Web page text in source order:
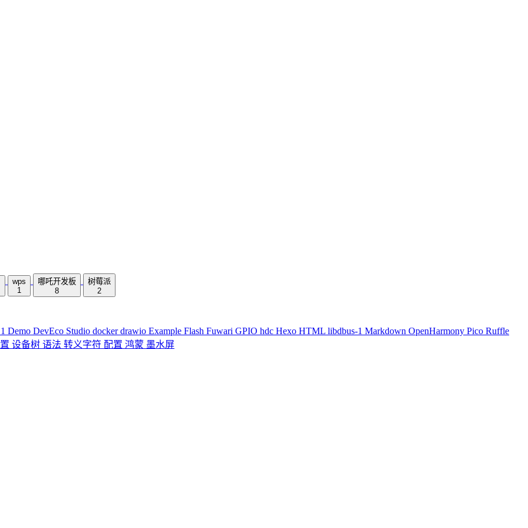
wps
1
哪吒开发板
8
树莓派
2
Demo DevEco Studio dockerdrawio Example Flash Fuwari GPIO hdc Hexo HTML libdbus-1 Markdown OpenHarmony Pico Ruffle
设备树 语法 转义字符 配置 鸿蒙 墨水屏